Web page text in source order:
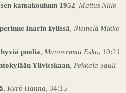
kansakouluun 1952, Mattus Niilo
Inarin kylissä, Niemelä Mikko
puolia, Mannermaa Esko, 10:21
Ylivieskaan, Pekkala Sauli
, Kyrö Hanna, 04:15